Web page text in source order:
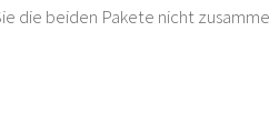
die beiden Pakete nicht